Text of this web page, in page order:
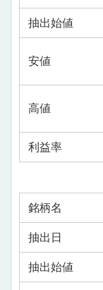
抽出始値
安値
高値
利益率
銘柄名
抽出日
抽出始値